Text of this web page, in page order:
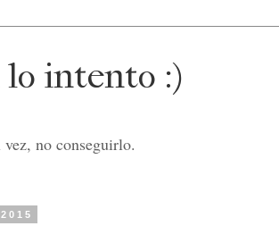
intento :)
no conseguirlo.